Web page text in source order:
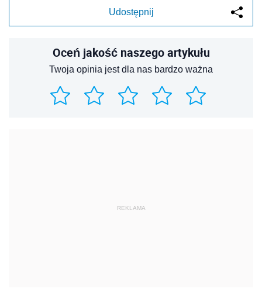
Udostępnij
Oceń jakość naszego artykułu
Twoja opinia jest dla nas bardzo ważna
REKLAMA